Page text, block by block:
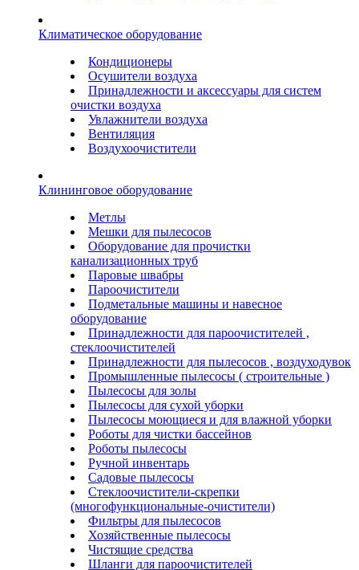
Климатическое оборудование
Кондиционеры
Осушители воздуха
Принадлежности и аксессуары для систем
очистки воздуха
Увлажнители воздуха
Вентиляция
Воздухоочистители
Клининговое оборудование
Метлы
Мешки для пылесосов
Оборудование для прочистки
канализационных труб
Паровые швабры
Пароочистители
Подметальные машины и навесное
оборудование
Принадлежности для пароочистителей ,
стеклоочистителей
Принадлежности для пылесосов , воздуходувок
Промышленные пылесосы ( строительные )
Пылесосы для золы
Пылесосы для сухой уборки
Пылесосы моющиеся и для влажной уборки
Роботы для чистки бассейнов
Роботы пылесосы
Ручной инвентарь
Садовые пылесосы
Стеклоочистители-скрепки
(многофункциональные-очистители)
Фильтры для пылесосов
Хозяйственные пылесосы
Чистящие средства
Шланги для пароочистителей